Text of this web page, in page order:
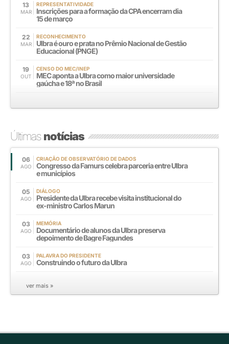
13
MAR
REPRESENTATIVIDADE
Inscrições para a formação da CPA encerram dia
15 de março
22
MAR
RECONHECIMENTO
Ulbra é ouro e prata no Prêmio Nacional de Gestão
Educacional (PNGE)
19
OUT
CENSO DO MEC/INEP
MEC aponta a Ulbra como maior universidade
gaúcha e 18ª no Brasil
Últimasnotícias
06
AGO
CRIAÇÃO DE OBSERVATÓRIO DE DADOS
Congresso da Famurs celebra parceria entre Ulbra
e municípios
05
AGO
DIÁLOGO
Presidente da Ulbra recebe visita institucional do
ex-ministro Carlos Marun
03
AGO
MEMÓRIA
Documentário de alunos da Ulbra preserva
depoimento de Bagre Fagundes
03
AGO
PALAVRA DO PRESIDENTE
Construindo o futuro da Ulbra
ver mais »